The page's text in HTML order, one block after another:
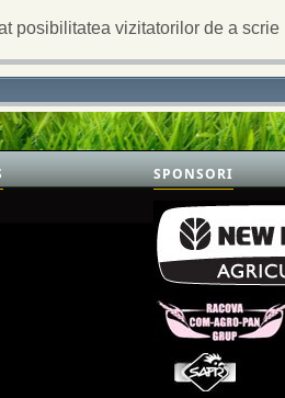
posibilitatea vizitatorilor de a
SPONSORI